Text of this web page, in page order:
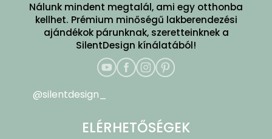
Nálunk mindent megtalál, ami egy otthonba
kellhet. Prémium minőségű lakberendezési
ajándékok párunknak, szeretteinknek a
SilentDesign kínálatából!
@silentdesign_
ELÉRHETŐSÉGEK